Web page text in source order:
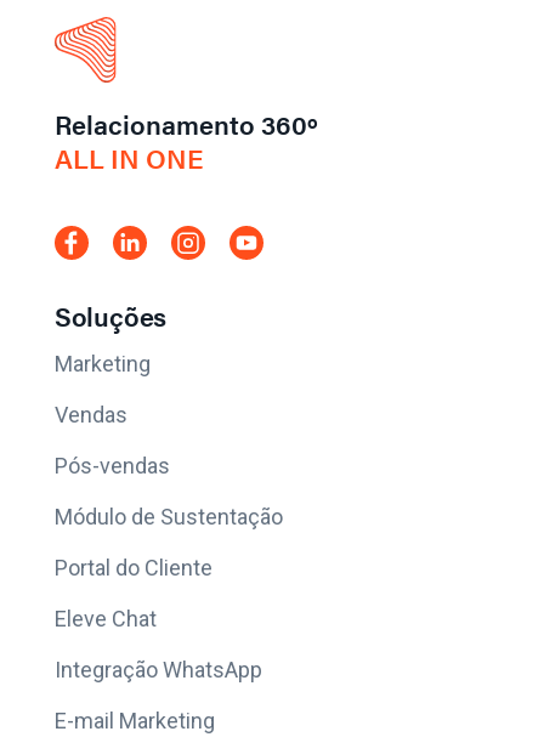
Relacionamento 360º
ALL IN ONE
Soluções
Marketing
Vendas
Pós-vendas
Módulo de Sustentação
Portal do Cliente
Eleve Chat
Integração WhatsApp
E-mail Marketing